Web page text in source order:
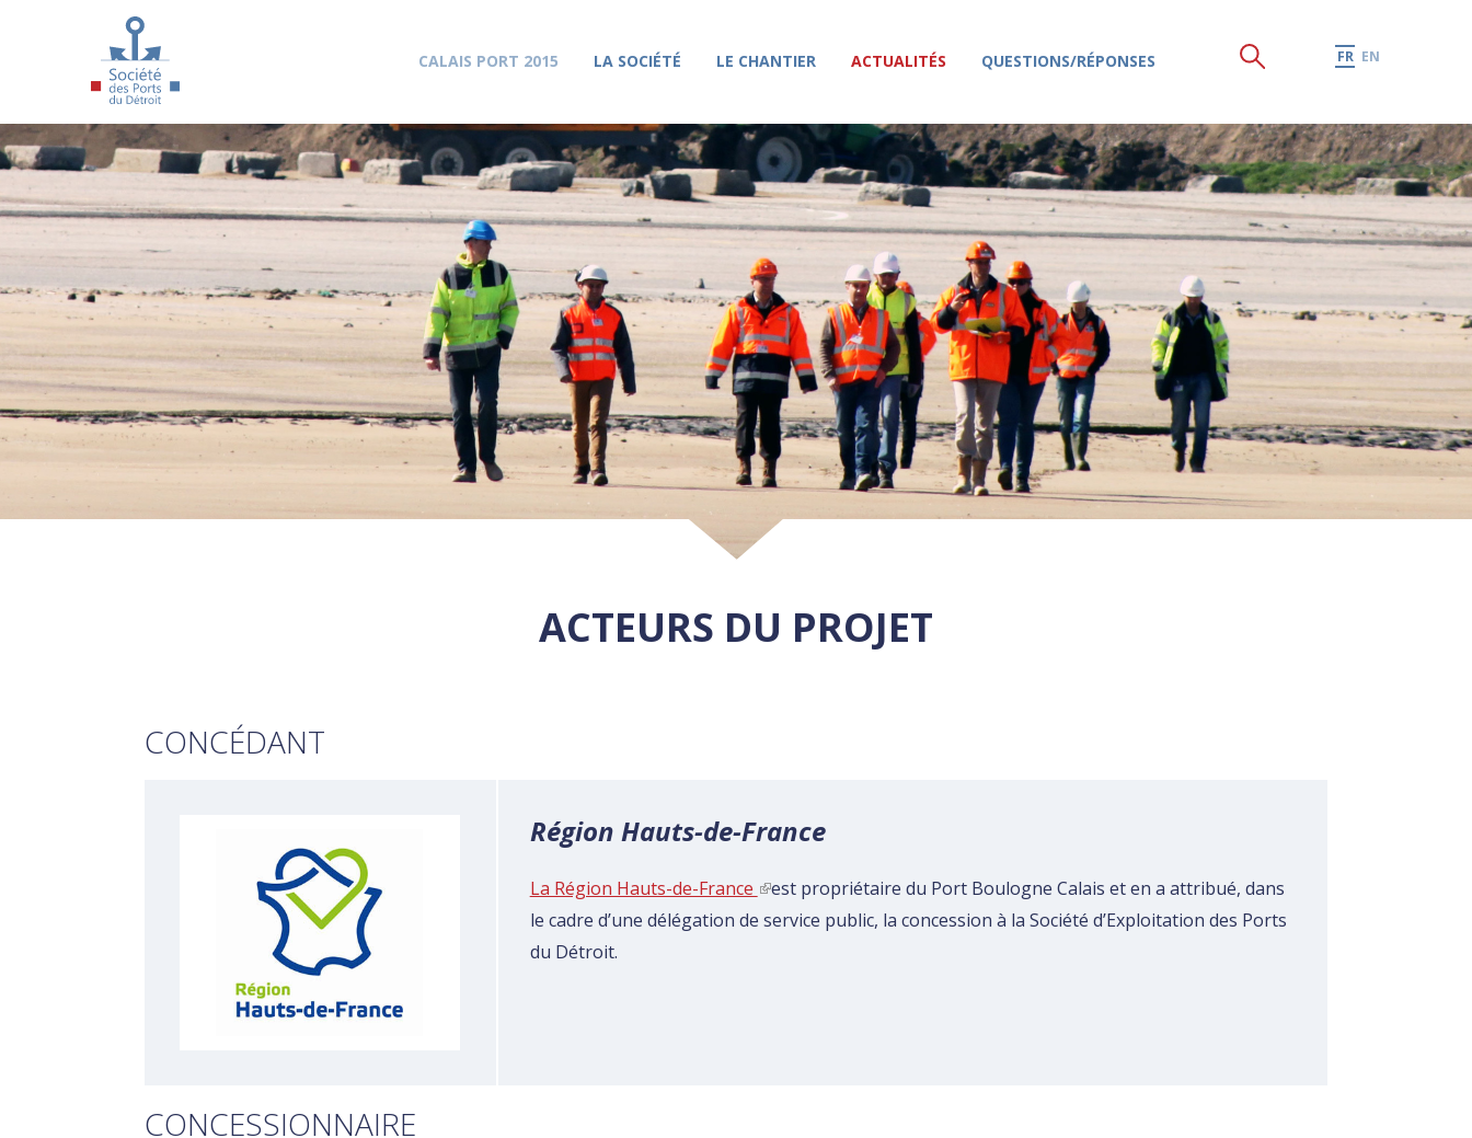
Aller au contenu principal
CALAIS PORT 2015 LA SOCIÉTÉ LE CHANTIER ACTUALITÉS QUESTIONS/RÉPONSES FR EN
ACTEURS DU PROJET
CONCÉDANT
Région Hauts-de-France
La Région Hauts-de-France (link is external)
est propriétaire du Port Boulogne Calais et en a attribué, dans
le cadre d’une délégation de service public, la concession à la Société d’Exploitation des Ports
du Détroit.
CONCESSIONNAIRE